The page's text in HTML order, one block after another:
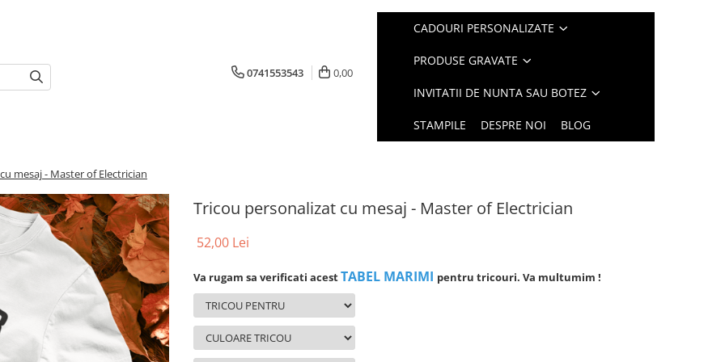
0741553543 0,00
CADOURI PERSONALIZATE
PRODUSE GRAVATE
INVITATII DE NUNTA SAU BOTEZ
STAMPILE DESPRE NOI BLOG
mesaj - Master of Electrician
Tricou personalizat cu mesaj - Master of Electrician
52,00 Lei
Va rugam sa verificati acestTABEL MARIMI pentru tricouri. Va multumim !